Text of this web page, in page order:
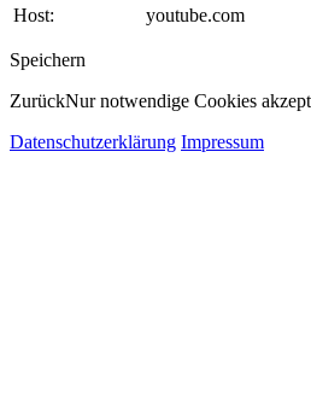
Host:
youtube.com
Speichern
ZurückNur notwendige Cookies
Datenschutzerklärung Impressum